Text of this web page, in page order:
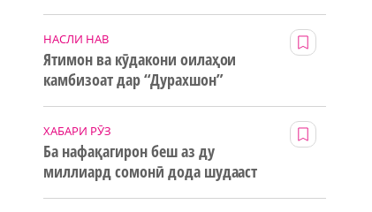
НАСЛИ НАВ
Ятимон ва кӯдакони оилаҳои
камбизоат дар “Дурахшон”
ХАБАРИ РӮЗ
Ба нафақагирон беш аз ду
миллиард сомонӣ дода шудааст